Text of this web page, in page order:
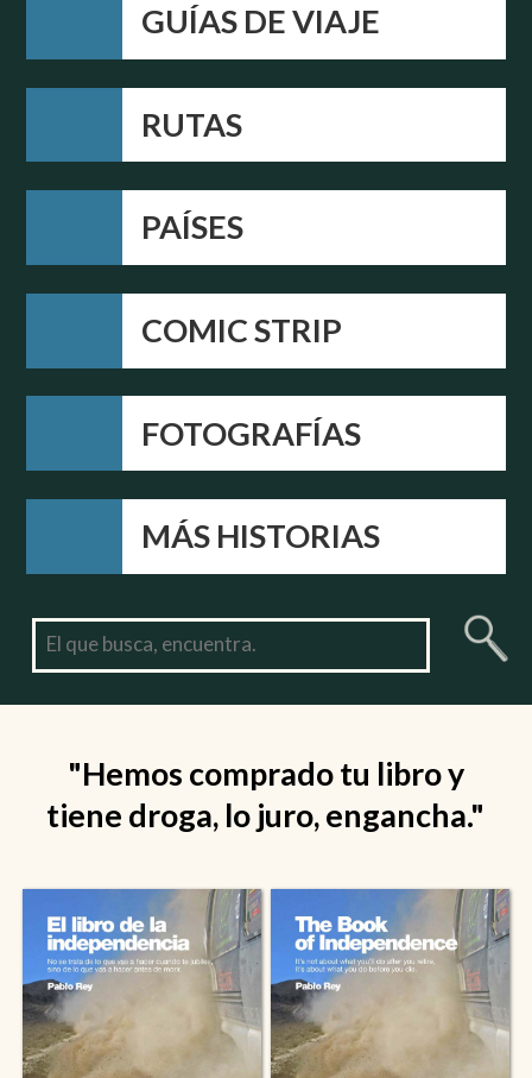
GUÍAS DE VIAJE
RUTAS
PAÍSES
COMIC STRIP
FOTOGRAFÍAS
MÁS HISTORIAS
"Hemos comprado tu libro y
tiene droga, lo juro, engancha."